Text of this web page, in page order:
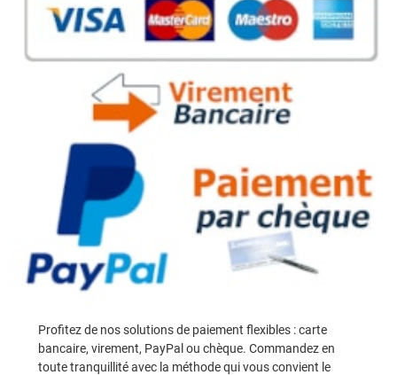
Profitez de nos solutions de paiement flexibles : carte
bancaire, virement, PayPal ou chèque. Commandez en
toute tranquillité avec la méthode qui vous convient le